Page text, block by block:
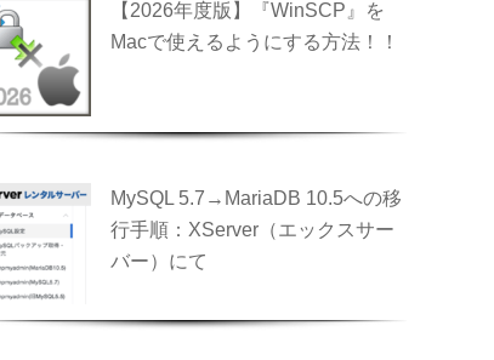
【2026年度版】『WinSCP』を
Macで使えるようにする方法！！
MySQL 5.7→MariaDB 10.5への移
行手順：XServer（エックスサー
バー）にて